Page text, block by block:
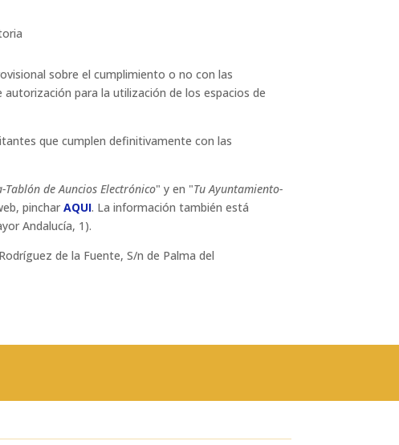
sobre el cumplimiento o no con las
para la utilización de los espacios de
que cumplen definitivamente con las
Tablón de Auncios Electrónico" y en "Tu Ayuntamiento-
pincharAQUI. La información también está
Andalucía, 1).
de la Fuente, S/n de Palma del